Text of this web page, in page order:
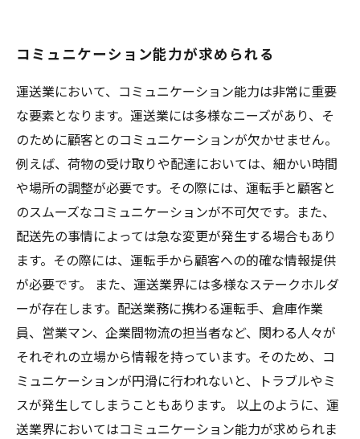
コミュニケーション能力が求められる
運送業において、コミュニケーション能力は非常に重要
な要素となります。運送業には多様なニーズがあり、そ
のために顧客とのコミュニケーションが欠かせません。
例えば、荷物の受け取りや配達においては、細かい時間
や場所の調整が必要です。その際には、運転手と顧客と
のスムーズなコミュニケーションが不可欠です。また、
配送先の事情によっては急な変更が発生する場合もあり
ます。その際には、運転手から顧客への的確な情報提供
が必要です。 また、運送業界には多様なステークホルダ
ーが存在します。配送業務に携わる運転手、倉庫作業
員、営業マン、企業間物流の担当者など、関わる人々が
それぞれの立場から情報を持っています。そのため、コ
ミュニケーションが円滑に行われないと、トラブルやミ
スが発生してしまうこともあります。 以上のように、運
送業界においてはコミュニケーション能力が求められま